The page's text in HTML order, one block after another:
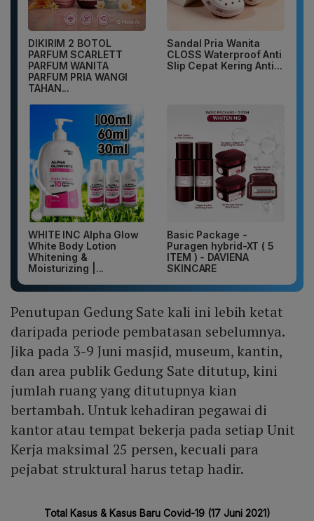
DIKIRIM 2 BOTOL
PARFUM SCARLETT
PARFUM WANITA
PARFUM PRIA WANGI
TAHAN...
Sandal Pria Wanita
CLOSS Waterproof Anti
Slip Cepat Kering Anti...
WHITE INC Alpha Glow
White Body Lotion
Whitening &
Moisturizing |...
Basic Package -
Puragen hybrid-XT ( 5
ITEM ) - DAVIENA
SKINCARE
Penutupan Gedung Sate kali ini lebih ketat
daripada periode pembatasan sebelumnya.
Jika pada 3-9 Juni masjid, museum, kantin,
dan area publik Gedung Sate ditutup, kini
jumlah ruang yang ditutupnya kian
bertambah. Untuk kehadiran pegawai di
kantor atau tempat bekerja pada setiap Unit
Kerja maksimal 25 persen, kecuali para
pejabat struktural harus tetap hadir.